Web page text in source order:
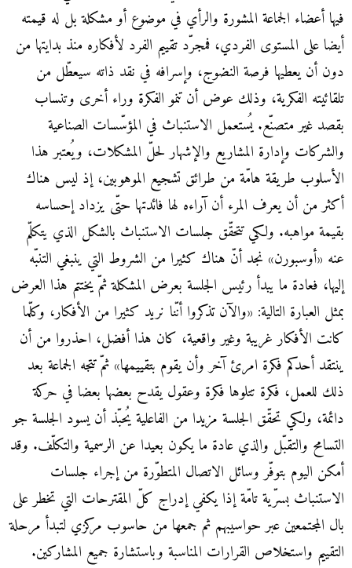
فيها أعضاء الجماعة المشورة والرأي في موضوع أو مشكلة بل له قيمته
أيضا على المستوى الفردي، فمجرّد تقييم الفرد لأفكاره منذ بدايتها من
دون أن يعطيها فرصة النضوج، وإسرافه في نقد ذاته سيعطّل من
تلقائيته الفكرية، وذلك عوض أن تنمو الفكرة وراء أخرى وتنساب
بقصد غير متصنّع. يُستعمل الاستنباث في المؤسّسات الصناعية
والشركات وإدارة المشاريع والإشهار لحلّ المشكلات، ويُعتبر هذا
الأسلوب طريقة هامّة من طرائق تشجيع الموهوبين، إذ ليس هناك
أكثر من أن يعرف المرء أن آراءه لها فائدتها حتّى يزداد إحساسه
بقيمة مواهبه. ولكي تتحقّق جلسات الاستنباث بالشكل الذي يتكلّم
عنه «أوسبورن» نجد أنّ هناك كثيرا من الشروط التي ينبغي التنبّه
إليها، فعادة ما يبدأ رئيس الجلسة بعرض المشكلة ثمّ يختتم هذا العرض
بمثل العبارة التالية: «والآن تذكروا أنّنا نريد كثيرا من الأفكار، وكلّما
كانت الأفكار غريبة وغير واقعية، كان هذا أفضل، احذروا من أن
ينتقد أحدكم فكرة امرئ آخر وأن يقوم بتقييمها» ثمّ تتجه الجماعة بعد
ذلك للعمل، فكرة تتلوها فكرة وعقول يقدح بعضها بعضا في حركة
دائمة، ولكي تحقّق الجلسة مزيدا من الفاعلية يُحبّذ أن يسود الجلسة جو
التسامح والتقبّل والذي عادة ما يكون بعيدا عن الرسمية والتكلّف. وقد
أمكن اليوم بتوفّر وسائل الاتصال المتطوّرة من إجراء جلسات
الاستنباث بسرّية تامّة إذا يكفي إدراج كلّ المقترحات التي تخطر على
بال المجتمعين عبر حواسيبهم ثم جمعها من حاسوب مركزي لتبدأ مرحلة
التقييم واستخلاص القرارات المناسبة وباستشارة جميع المشاركين.